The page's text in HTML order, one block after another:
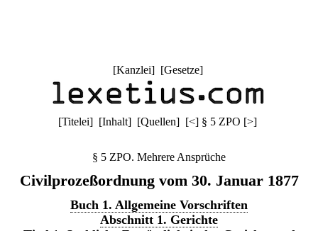
[Kanzlei] [Gesetze]
[Titelei] [Inhalt] [Quellen] [<] § 5 ZPO [>]
§ 5 ZPO. Mehrere Ansprüche
Civilprozeßordnung vom 30. Januar 1877
Buch 1. Allgemeine Vorschriften
Abschnitt 1. Gerichte